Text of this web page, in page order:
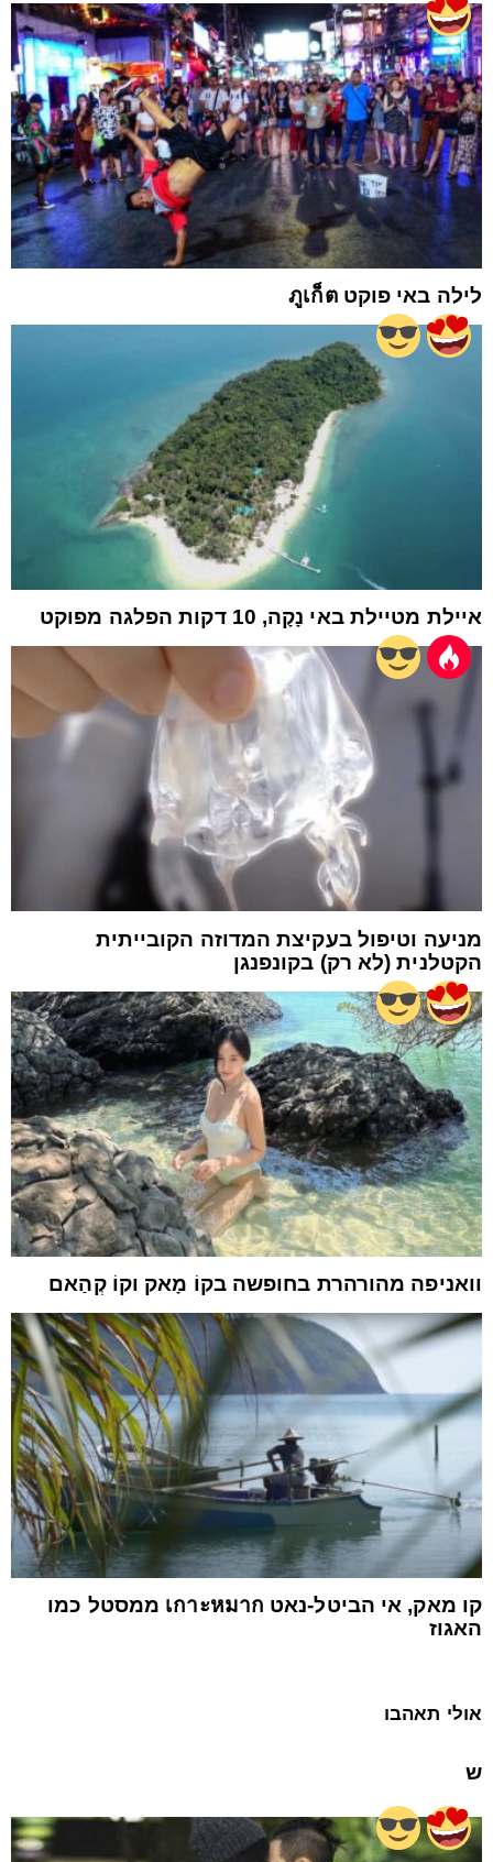
לילה באי פוקט ภูเก็ต
איילת מטיילת באי נָקָה, 10 דקות הפלגה מפוקט
מניעה וטיפול בעקיצת המדוזה הקובייתית
הקטלנית (לא רק) בקונפנגן
וואניפה מהורהרת בחופשה בקוֹ מָאק וקוֹ קְהַאם
קו מאק, אי הביטל-נאט เกาะหมาก ממסטל כמו
האגוז
אולי תאהבו
ש